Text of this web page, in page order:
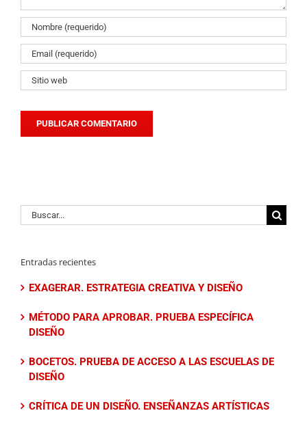
Buscar:
Entradas recientes
EXAGERAR. ESTRATEGIA CREATIVA Y DISEÑO
MÉTODO PARA APROBAR. PRUEBA ESPECÍFICA
DISEÑO
BOCETOS. PRUEBA DE ACCESO A LAS ESCUELAS DE
DISEÑO
CRÍTICA DE UN DISEÑO. ENSEÑANZAS ARTÍSTICAS